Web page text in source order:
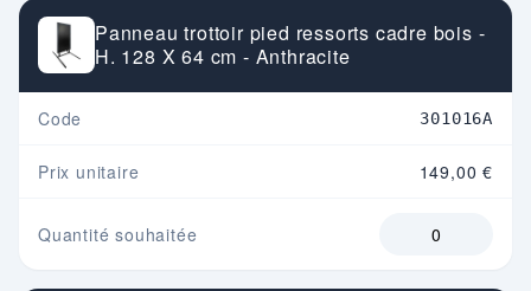
Panneau trottoir pied ressorts cadre bois -
H. 128 X 64 cm - Anthracite
Code 301016A
Prix unitaire 149,00 €
Quantité souhaitée